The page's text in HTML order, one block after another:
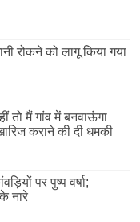
रोकने को लागू किया गया
तो मैं गांव में बनवाऊंगा
कराने की दी धमकी
पर पुष्प वर्षा;
नारे